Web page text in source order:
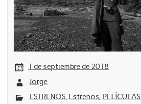
1 de septiembre de 2018
Jorge
ESTRENOS, Estrenos, PELÍCULAS